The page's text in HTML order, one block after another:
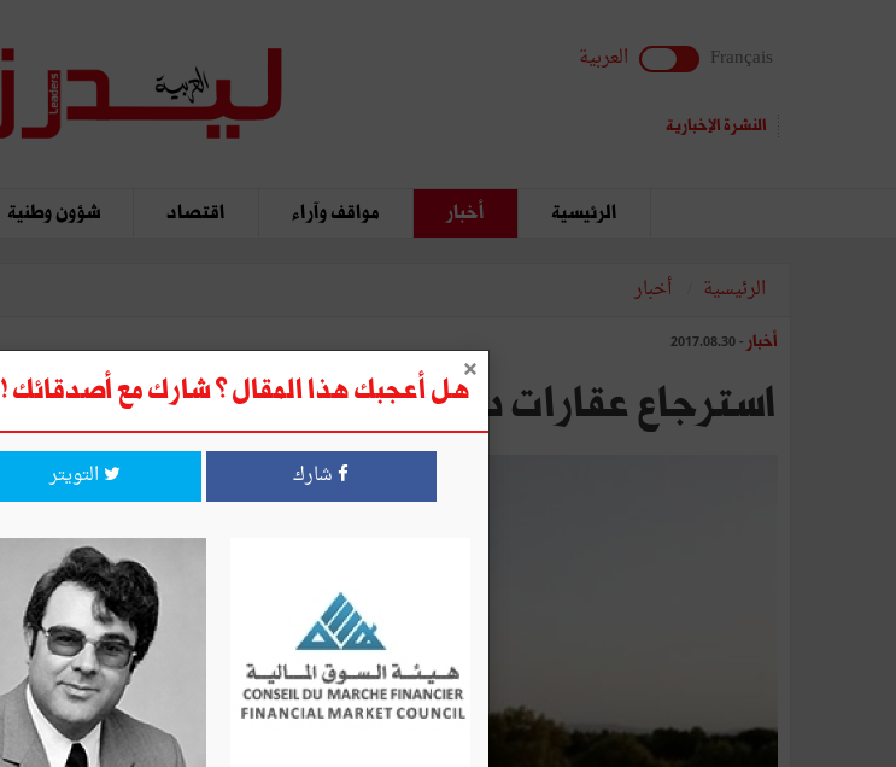
Français العربية
النشرة الإخبارية
الرئيسية أخبار مواقف وآراء اقتصاد شؤون وطنية
الرئيسية أخبار
أخبار - 2017.08.30
استرجاع عقارات دولية في تكلسة وطبرقة
هل أعجبك هذا المقال ؟ شارك مع أصدقائك !
شارك التويتر